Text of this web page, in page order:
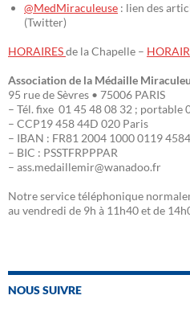
@MedMiraculeuse : lien des
(Twitter)
HORAIRESde la Chapelle –
Association de la Médaille
95 rue de Sèvres • 75006 PARIS
– Tél. fixe 01 45 48 08 32 ; portable
– CCP19 458 44D 020 Paris
– IBAN : FR81 2004 1000 0119
– BIC : PSSTFRPPPAR
– ass.medaillemir@wanadoo.fr
Notre service téléphonique
au vendredi de 9h à 11h40 et de
NOUS SUIVRE